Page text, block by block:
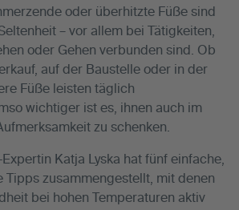
oder überhitzte Füße sind
– vor allem bei Tätigkeiten,
oder Gehen verbunden sind. Ob
auf der Baustelle oder in der
Füße leisten täglich
wichtiger ist es, ihnen auch im
zu schenken.
Katja Lyska hat fünf einfache,
Tipps zusammengestellt, mit denen
bei hohen Temperaturen aktiv